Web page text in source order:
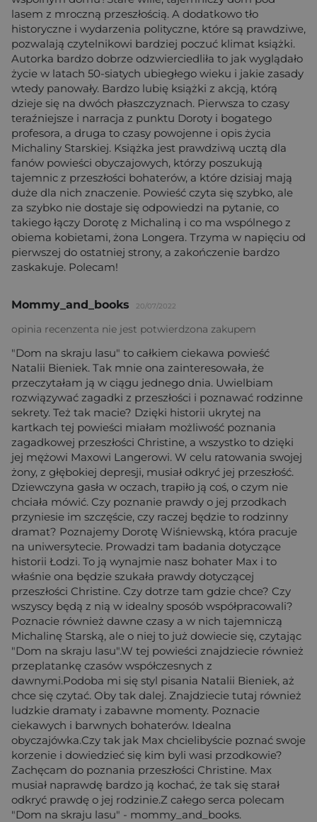
lasem z mroczną przeszłością. A dodatkowo tło
historyczne i wydarzenia polityczne, które są prawdziwe,
pozwalają czytelnikowi bardziej poczuć klimat książki.
Autorka bardzo dobrze odzwierciedliła to jak wyglądało
życie w latach 50-siatych ubiegłego wieku i jakie zasady
wtedy panowały. Bardzo lubię książki z akcją, którą
dzieje się na dwóch płaszczyznach. Pierwsza to czasy
teraźniejsze i narracja z punktu Doroty i bogatego
profesora, a druga to czasy powojenne i opis życia
Michaliny Starskiej. Książka jest prawdziwą ucztą dla
fanów powieści obyczajowych, którzy poszukują
tajemnic z przeszłości bohaterów, a które dzisiaj mają
duże dla nich znaczenie. Powieść czyta się szybko, ale
za szybko nie dostaje się odpowiedzi na pytanie, co
takiego łączy Dorotę z Michaliną i co ma wspólnego z
obiema kobietami, żona Longera. Trzyma w napięciu od
pierwszej do ostatniej strony, a zakończenie bardzo
zaskakuje. Polecam!
Mommy_and_books 20/07/2022
opinia recenzenta nie jest potwierdzona zakupem
"Dom na skraju lasu" to całkiem ciekawa powieść
Natalii Bieniek. Tak mnie ona zainteresowała, że
przeczytałam ją w ciągu jednego dnia. Uwielbiam
rozwiązywać zagadki z przeszłości i poznawać rodzinne
sekrety. Też tak macie? Dzięki historii ukrytej na
kartkach tej powieści miałam możliwość poznania
zagadkowej przeszłości Christine, a wszystko to dzięki
jej mężowi Maxowi Langerowi. W celu ratowania swojej
żony, z głębokiej depresji, musiał odkryć jej przeszłość.
Dziewczyna gasła w oczach, trapiło ją coś, o czym nie
chciała mówić. Czy poznanie prawdy o jej przodkach
przyniesie im szczęście, czy raczej będzie to rodzinny
dramat? Poznajemy Dorotę Wiśniewską, która pracuje
na uniwersytecie. Prowadzi tam badania dotyczące
historii Łodzi. To ją wynajmie nasz bohater Max i to
właśnie ona będzie szukała prawdy dotyczącej
przeszłości Christine. Czy dotrze tam gdzie chce? Czy
wszyscy będą z nią w idealny sposób współpracowali?
Poznacie również dawne czasy a w nich tajemniczą
Michalinę Starską, ale o niej to już dowiecie się, czytając
"Dom na skraju lasu".W tej powieści znajdziecie również
przeplatankę czasów współczesnych z
dawnymi.Podoba mi się styl pisania Natalii Bieniek, aż
chce się czytać. Oby tak dalej. Znajdziecie tutaj również
ludzkie dramaty i zabawne momenty. Poznacie
ciekawych i barwnych bohaterów. Idealna
obyczajówka.Czy tak jak Max chcielibyście poznać swoje
korzenie i dowiedzieć się kim byli wasi przodkowie?
Zachęcam do poznania przeszłości Christine. Max
musiał naprawdę bardzo ją kochać, że tak się starał
odkryć prawdę o jej rodzinie.Z całego serca polecam
"Dom na skraju lasu" - mommy_and_books.